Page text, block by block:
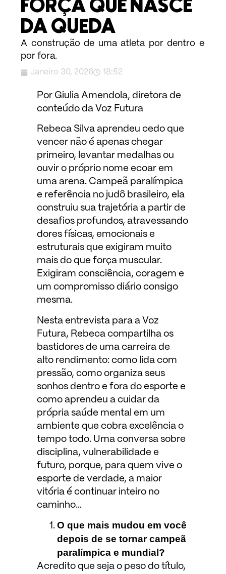
FORÇA QUE NASCE
DA QUEDA
A construção de uma atleta por dentro e
por fora.
Janeiro 30, 2026 18:52
Por Giulia Amendola, diretora de
conteúdo da Voz Futura
Rebeca Silva aprendeu cedo que
vencer não é apenas chegar
primeiro, levantar medalhas ou
ouvir o próprio nome ecoar em
uma arena. Campeã paralímpica
e referência no judô brasileiro, ela
construiu sua trajetória a partir de
desafios profundos, atravessando
dores físicas, emocionais e
estruturais que exigiram muito
mais do que força muscular.
Exigiram consciência, coragem e
um compromisso diário consigo
mesma.
Nesta entrevista para a Voz
Futura, Rebeca compartilha os
bastidores de uma carreira de
alto rendimento: como lida com
pressão, como organiza seus
sonhos dentro e fora do esporte e
como aprendeu a cuidar da
própria saúde mental em um
ambiente que cobra excelência o
tempo todo. Uma conversa sobre
disciplina, vulnerabilidade e
futuro, porque, para quem vive o
esporte de verdade, a maior
vitória é continuar inteiro no
caminho…
O que mais mudou em você
depois de se tornar campeã
paralímpica e mundial?
Acredito que seja o peso do título,